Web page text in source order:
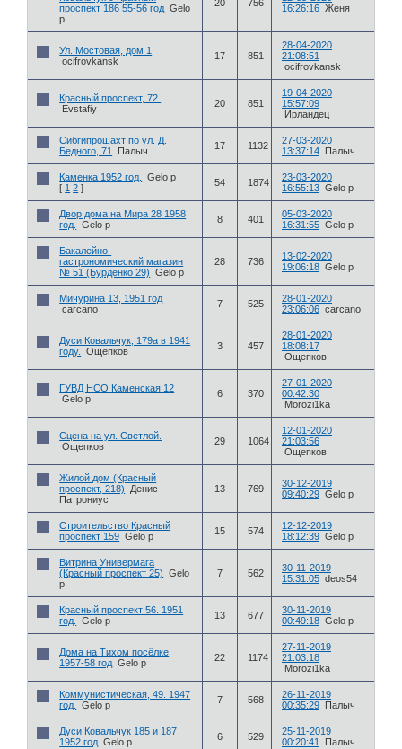
проспект 186 55-56 год Gelo
p
20 756
16:26:16 Женя
Ул. Мостовая, дом 1
ocifrovkansk
17 851
28-04-2020
21:08:51
ocifrovkansk
Красный проспект, 72.
Evstafiy
20 851
19-04-2020
15:57:09
Ирландец
Сибгипрошахт по ул. Д.
Бедного, 71
Палыч 17 1132
27-03-2020
13:37:14 Палыч
Каменка 1952 год.
Gelo p
[ 1 2 ] 54 1874
23-03-2020
16:55:13 Gelo p
Двор дома на Мира 28 1958
год.
Gelo p 8 401
05-03-2020
16:31:55 Gelo p
Бакалейно-
гастрономический магазин
№ 51 (Бурденко 29)
Gelo p
28 736
13-02-2020
19:06:18 Gelo p
Мичурина 13, 1951 год
carcano
7 525
28-01-2020
23:06:06 carcano
Дуси Ковальчук, 179а в 1941
году.
Ощепков 3 457
28-01-2020
18:08:17
Ощепков
ГУВД НСО Каменская 12
Gelo p
6 370
27-01-2020
00:42:30
Morozi1ka
Сцена на ул. Светлой.
Ощепков
29 1064
12-01-2020
21:03:56
Ощепков
Жилой дом (Красный
проспект, 218)
Денис
Патрониус
13 769
30-12-2019
09:40:29 Gelo p
Строительство Красный
проспект 159 Gelo p 15 574
12-12-2019
18:12:39 Gelo p
Витрина Универмага
(Красный проспект 25)
Gelo
p
7 562
30-11-2019
15:31:05 deos54
Красный проспект 56. 1951
год.
Gelo p 13 677
30-11-2019
00:49:18 Gelo p
Дома на Тихом посёлке
1957-58 год Gelo p 22 1174
27-11-2019
21:03:18
Morozi1ka
Коммунистическая, 49. 1947
год.
Gelo p 7 568
26-11-2019
00:35:29 Палыч
Дуси Ковальчук 185 и 187
1952 год Gelo p 6 529
25-11-2019
00:20:41
Палыч